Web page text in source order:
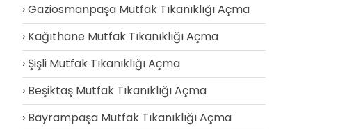
Gaziosmanpaşa Mutfak Tıkanıklığı Açma
Kağıthane Mutfak Tıkanıklığı Açma
Şişli Mutfak Tıkanıklığı Açma
Beşiktaş Mutfak Tıkanıklığı Açma
Bayrampaşa Mutfak Tıkanıklığı Açma